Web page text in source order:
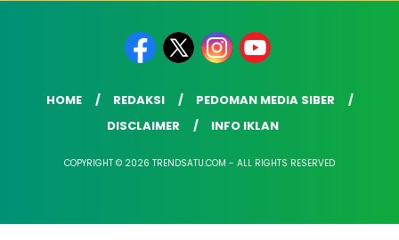
HOME REDAKSI
PEDOMAN MEDIA SIBER
DISCLAIMER
INFO IKLAN
COPYRIGHT © 2026 TRENDSATU.COM - ALL RIGHTS RESERVED